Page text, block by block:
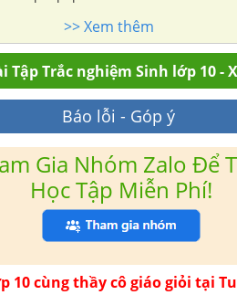
>> Xem thêm
Tập Trắc nghiệm Sinh lớp 10 -
Báo lỗi - Góp ý
Gia Nhóm Zalo Để
Học Tập Miễn Phí!
10 cùng thầy cô giáo giỏi tại